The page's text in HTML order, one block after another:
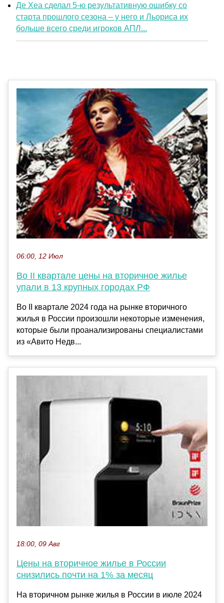
Де Хеа сделал 5-ю результативную ошибку со
старта прошлого сезона – у него и Льориса их
больше всего среди игроков АПЛ...
06:00, 12 Июл
Во II квартале цены на вторичное жилье
упали в 13 крупных городах РФ
Во II квартале 2024 года на рынке вторичного
жилья в России произошли некоторые изменения,
которые были проанализированы специалистами
из «Авито Недв...
18:00, 09 Авг
Цены на вторичное жилье в России
снизились почти на 1% за месяц
На вторичном рынке жилья в России в июле 2024